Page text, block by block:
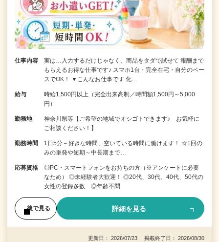
仕事内容
実は…入力するだけじゃなく、商品をタダで試せて 報酬まで
もらえるお得な仕事です♪ スマホ1台・完全在宅・自分のペー
スでOK！ ▼こんなお仕事です 化…
給与
時給1,500円以上（完全出来高制／時間額1,500円～5,000
円）
勤務地
神奈川県等【ご希望の地域でオシゴトできます♪ お気軽に
ご相談ください！】
勤務時間
1日5分～好きな時間、空いている時間に働けます！ ☆1回の
みの単発や短期～中長期まで…
応募資格
◎PC・スマートフォンをお持ちの方（※アンケートに必要
なため） ◎未経験者大歓迎！ ◎20代、30代、40代、50代の
女性の登録多数 ◎年齢不問
後で見る 詳細を見る
更新日： 2026/07/23 掲載終了日： 2026/08/30